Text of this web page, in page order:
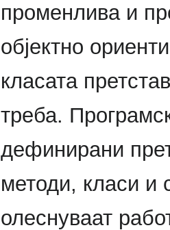
променлива и
објектно
класата
треба.
дефинирани
методи, класи и
олеснуваат